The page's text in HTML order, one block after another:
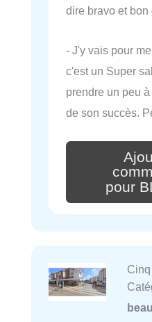
dire bravo et bon
- J'y vais pour
c'est un Super
prendre un peu
de son succès.
pour